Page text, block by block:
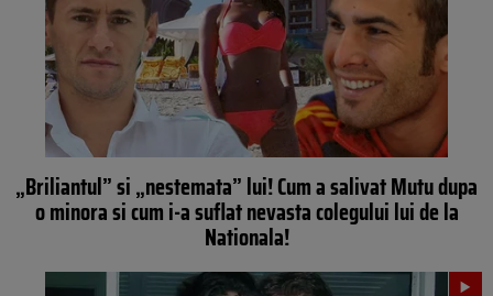
„Briliantul” si „nestemata” lui! Cum a salivat Mutu dupa
o minora si cum i-a suflat nevasta colegului lui de la
Nationala!